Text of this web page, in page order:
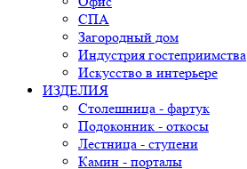
СПА
Загородный дом
Индустрия гостеприимства
Искусство в интерьере
ИЗДЕЛИЯ
Столешница - фартук
Подоконник - откосы
Лестница - ступени
Камин - порталы